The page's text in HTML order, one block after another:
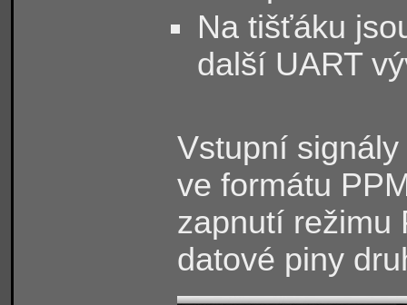
Na tišťáku
další UART
Vstupní
ve formátu
zapnutí režimu
datové piny